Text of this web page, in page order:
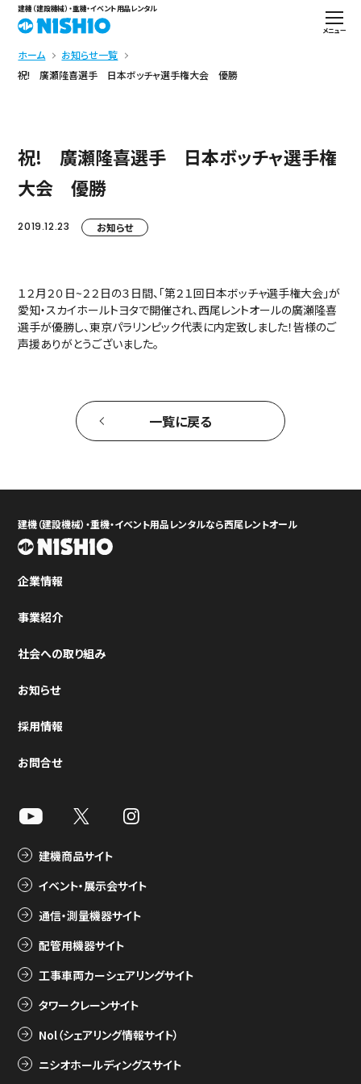
建機（建設機械）・重機・イベント用品レンタル
メニュー
ホーム
お知らせ一覧
祝! 廣瀬隆喜選手 日本ボッチャ選手権大会 優勝
祝! 廣瀬隆喜選手 日本ボッチャ選手権
大会 優勝
2019.12.23 お知らせ
１２月２０日~２２日の３日間、「第２１回日本ボッチャ選手権大会」が
愛知・スカイホールトヨタで開催され、西尾レントオールの廣瀬隆喜
選手が優勝し、東京パラリンピック代表に内定致しました！皆様のご
声援ありがとうございました。
一覧に戻る
建機（建設機械）・重機・イベント用品レンタルなら西尾レントオール
企業情報
事業紹介
社会への取り組み
お知らせ
採用情報
お問合せ
建機商品サイト
イベント・展示会サイト
通信・測量機器サイト
配管用機器サイト
工事車両カーシェアリングサイト
タワークレーンサイト
Nol（シェアリング情報サイト）
ニシオホールディングスサイト